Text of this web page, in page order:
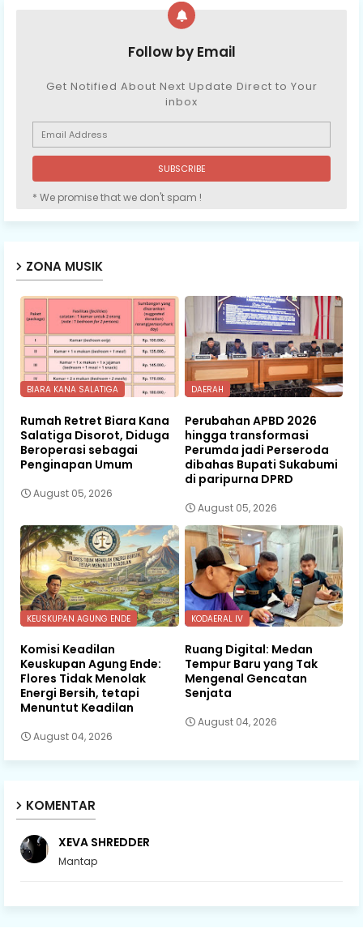
Follow by Email
Get Notified About Next Update Direct to Your
inbox
* We promise that we don't spam !
ZONA MUSIK
BIARA KANA SALATIGA
Rumah Retret Biara Kana
Salatiga Disorot, Diduga
Beroperasi sebagai
Penginapan Umum
August 05, 2026
DAERAH
Perubahan APBD 2026
hingga transformasi
Perumda jadi Perseroda
dibahas Bupati Sukabumi
di paripurna DPRD
August 05, 2026
KEUSKUPAN AGUNG ENDE
Komisi Keadilan
Keuskupan Agung Ende:
Flores Tidak Menolak
Energi Bersih, tetapi
Menuntut Keadilan
August 04, 2026
KODAERAL IV
Ruang Digital: Medan
Tempur Baru yang Tak
Mengenal Gencatan
Senjata
August 04, 2026
KOMENTAR
XEVA SHREDDER
Mantap